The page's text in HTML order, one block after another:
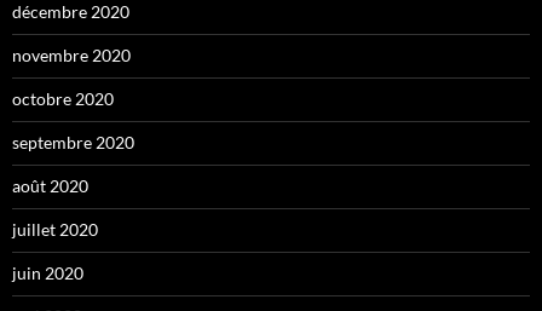
décembre 2020
novembre 2020
octobre 2020
septembre 2020
août 2020
juillet 2020
juin 2020